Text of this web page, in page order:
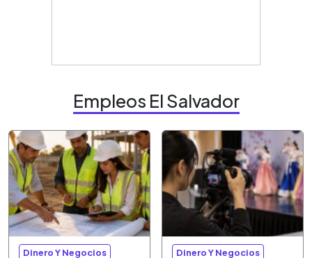
Empleos El Salvador
Dinero Y Negocios Dinero Y Negocios